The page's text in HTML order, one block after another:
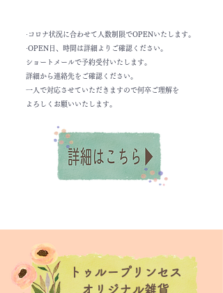
·コロナ状況に合わせて人数制限でOPENいたします。
·OPEN日、時間は詳細よりご確認ください。
ショートメールで予約受付いたします。
​詳細から連絡先をご確認ください。
一人で対応させていただきますので何卒ご理解を
よろしくお願いいたします。
トゥループリンセス
​オリジナル雑貨